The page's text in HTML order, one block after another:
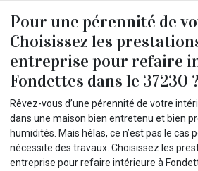
Pour une pérennité de
Choisissez les
entreprise pour refaire
Fondettes dans le 37230 ?
Rêvez-vous d’une pérennité de votre
dans une maison bien entretenu et bien
humidités. Mais hélas, ce n’est pas le
nécessite des travaux. Choisissez les
entreprise pour refaire intérieure à